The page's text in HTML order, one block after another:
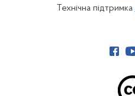
Технічна підтримка